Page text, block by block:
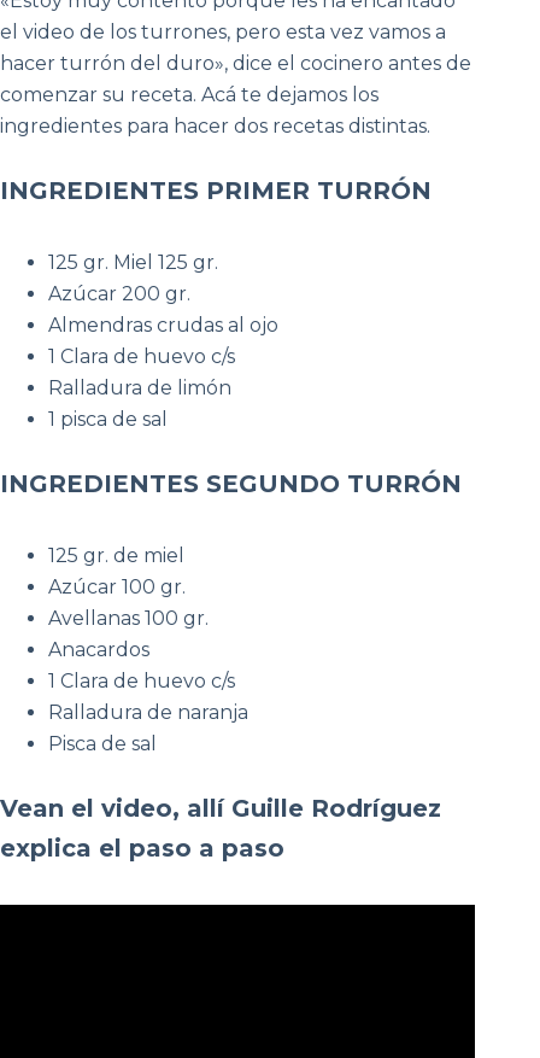
el video de los turrones, pero esta vez vamos a
hacer turrón del duro», dice el cocinero antes de
comenzar su receta. Acá te dejamos los
ingredientes para hacer dos recetas distintas.
INGREDIENTES PRIMER TURRÓN
125 gr. Miel 125 gr.
Azúcar 200 gr.
Almendras crudas al ojo
1 Clara de huevo c/s
Ralladura de limón
1 pisca de sal
INGREDIENTES SEGUNDO TURRÓN
125 gr. de miel
Azúcar 100 gr.
Avellanas 100 gr.
Anacardos
1 Clara de huevo c/s
Ralladura de naranja
Pisca de sal
Vean el video, allí Guille Rodríguez
explica el paso a paso